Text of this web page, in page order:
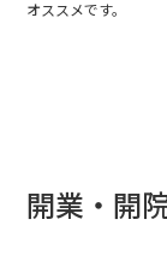
オススメです。
開業・開